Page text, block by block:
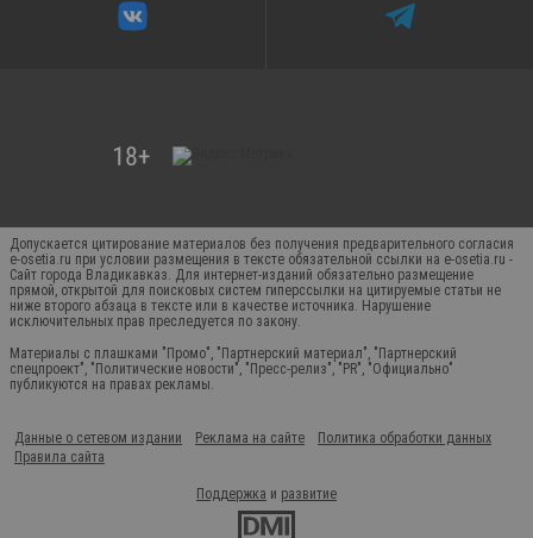
Допускается цитирование материалов без получения предварительного согласия
e-osetia.ru при условии размещения в тексте обязательной ссылки на e-osetia.ru -
Сайт города Владикавказ. Для интернет-изданий обязательно размещение
прямой, открытой для поисковых систем гиперссылки на цитируемые статьи не
ниже второго абзаца в тексте или в качестве источника. Нарушение
исключительных прав преследуется по закону.
Материалы с плашками "Промо", "Партнерский материал", "Партнерский
спецпроект", "Политические новости", "Пресс-релиз", "PR", "Официально"
публикуются на правах рекламы.
Данные о сетевом издании Реклама на сайте
Политика обработки данных
Правила сайта
Поддержка и развитие